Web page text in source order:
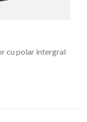
cu polar intergral